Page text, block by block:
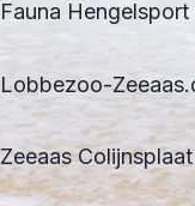
Fauna
Lobbezoo-
Zeeaas Colijnsplaat